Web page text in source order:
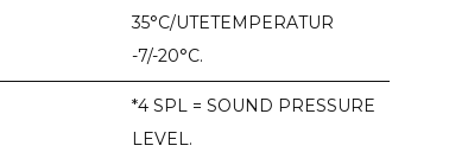
35°C/UTETEMPERATUR
-7/-20°C.
*4 SPL = SOUND PRESSURE
LEVEL.